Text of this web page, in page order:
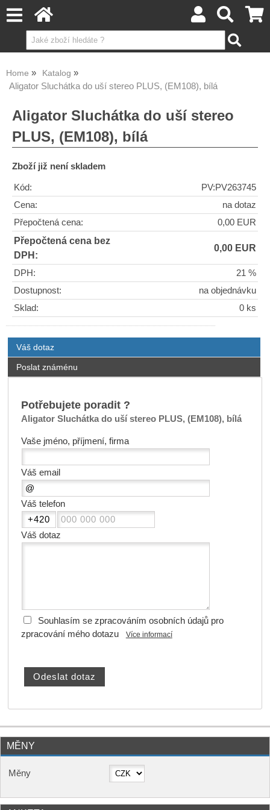
Home Katalog
Aligator Sluchátka do uší stereo PLUS, (EM108), bílá
Aligator Sluchátka do uší stereo
PLUS, (EM108), bílá
Zboží již není skladem
Kód:
PV:PV263745
Cena:
na dotaz
Přepočtená cena:
0,00 EUR
Přepočtená cena bez
DPH:
0,00 EUR
DPH:
21 %
Dostupnost:
na objednávku
Sklad:
0 ks
Váš dotaz
Poslat známénu
Potřebujete poradit ?
Aligator Sluchátka do uší stereo PLUS, (EM108), bílá
Vaše jméno, příjmení, firma
Váš email
Váš telefon
Váš dotaz
Souhlasím se zpracováním osobních údajů pro
zpracování mého dotazu
Více informací
MĚNY
Měny